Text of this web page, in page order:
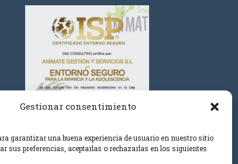
Gestionar consentimiento
garantizar una buena experiencia de usuario en nuestro sitio
sus preferencias, aceptarlas o rechazarlas en los siguientes